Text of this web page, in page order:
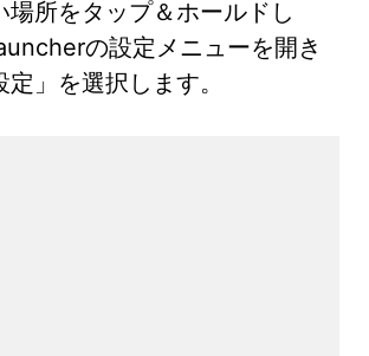
場所をタップ＆ホールドし
の設定メニューを開き
」を選択します。